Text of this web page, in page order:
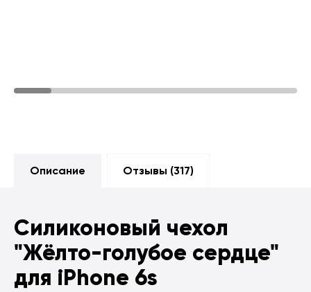
Описание Отзывы (317)
Силиконовый чехол
"Жёлто-голубое сердце"
для iPhone 6s